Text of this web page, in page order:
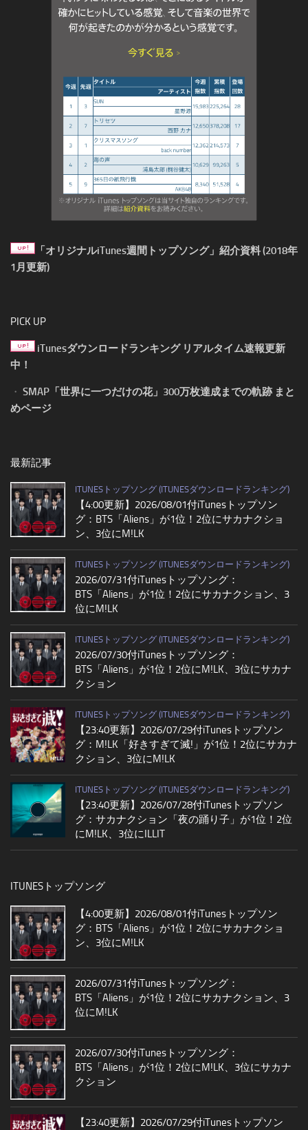
「オリジナルiTunes週間トップソング」紹介資料 (2018年
1月更新)
PICK UP
iTunesダウンロードランキング リアルタイム速報更新
中！
・ SMAP「世界に一つだけの花」300万枚達成までの軌跡 まと
めページ
最新記事
ITUNESトップソング (ITUNESダウンロードランキング)
【4:00更新】2026/08/01付iTunesトップソン
グ：BTS「Aliens」が1位！2位にサカナクショ
ン、3位にM!LK
ITUNESトップソング (ITUNESダウンロードランキング)
2026/07/31付iTunesトップソング：
BTS「Aliens」が1位！2位にサカナクション、3
位にM!LK
ITUNESトップソング (ITUNESダウンロードランキング)
2026/07/30付iTunesトップソング：
BTS「Aliens」が1位！2位にM!LK、3位にサカナ
クション
ITUNESトップソング (ITUNESダウンロードランキング)
【23:40更新】2026/07/29付iTunesトップソン
グ：M!LK「好きすぎて滅!」が1位！2位にサカナ
クション、3位にM!LK
ITUNESトップソング (ITUNESダウンロードランキング)
【23:40更新】2026/07/28付iTunesトップソン
グ：サカナクション「夜の踊り子」が1位！2位
にM!LK、3位にILLIT
ITUNESトップソング
【4:00更新】2026/08/01付iTunesトップソン
グ：BTS「Aliens」が1位！2位にサカナクショ
ン、3位にM!LK
2026/07/31付iTunesトップソング：
BTS「Aliens」が1位！2位にサカナクション、3
位にM!LK
2026/07/30付iTunesトップソング：
BTS「Aliens」が1位！2位にM!LK、3位にサカナ
クション
【23:40更新】2026/07/29付iTunesトップソン